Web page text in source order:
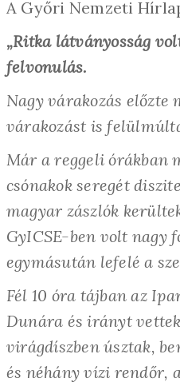
A Győri Nemzeti
„Ritka látványosság
felvonulás.
Nagy várakozás előzte
várakozást is
Már a reggeli órákban
csónakok seregét
magyar zászlók
GyICSE-ben volt nagy
egymásután lefelé a
Fél 10 óra tájban az
Dunára és irányt
virágdíszben úsztak,
és néhány vízi rendőr,